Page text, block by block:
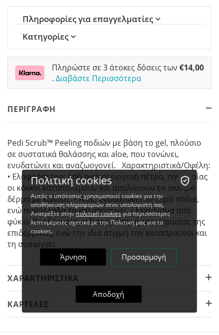
Πληροφορίες για επαγγελματίες
Κατηγορίες
Πληρώστε σε 3 άτοκες δόσεις των €14,00
. Διαβάστε Περισσότερα
ΠΕΡΙΓΡΑΦΗ
Pedi Scrub™ Peeling ποδιών με βάση το gel, πλούσιο
σε συστατικά θαλάσσης και aloe, που τονώνει,
ενυδατώνει και αναζωογονεί. Χαρακτηριστικά/Οφέλη:
• Ελαφρόπετρα: Από ηφαιστειογενή πέτρα, της οποίας
οι κόκκοι καταπολεμούν και απαλύνουν το σκληρό
δέρμα με κάλους. • Aloe: Ενυδατώνει τα ξηρά πόδια,
ενώ παράλληλα τα καταπραΰνει. • Εκχύλισμα από
φύκια: Βοηθάει στην εξισορρόπηση της υγρασίας της
επιδερμίδας, ενώ την ίδια στιγμή την καταπραΰνει και
τη συσφίγγει.
ΧΑΡΑΚΤΗΡΙΣΤΙΚΆ
ΚΑΡΤΈΛΕΣ
Πολιτική cookies
Αυτός ο ιστότοπος χρησιμοποιεί cookies για την
αποθήκευση πληροφοριών στον υπολογιστή σας.
Ανατρέξτε στηνπολιτική cookiesγια περισσότερες
λεπτομέρειες σχετικά με την Πολιτική μας για τα
cookies.
Άρνηση Προσαρμογή
Αποδοχή